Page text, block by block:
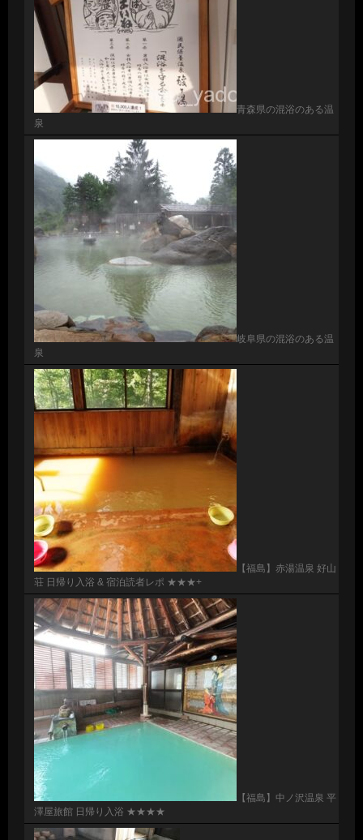
青森県の混浴のある温
泉
岐阜県の混浴のある温
泉
【福島】赤湯温泉 好山
荘 日帰り入浴 & 宿泊読者レポ ★★★+
【福島】中ノ沢温泉 平
澤屋旅館 日帰り入浴 ★★★★